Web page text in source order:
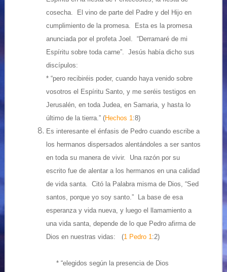
cosecha. El vino de parte del Padre y del Hijo en
cumplimiento de la promesa. Esta es la promesa
anunciada por el profeta Joel. “Derramaré de mi
Espíritu sobre toda carne”. Jesús había dicho sus
discípulos:
* “pero recibiréis poder, cuando haya venido sobre
vosotros el Espíritu Santo, y me seréis testigos en
Jerusalén, en toda Judea, en Samaria, y hasta lo
último de la tierra.” (Hechos 1:8)
Es interesante el énfasis de Pedro cuando escribe a
los hermanos dispersados alentándoles a ser santos
en toda su manera de vivir. Una razón por su
escrito fue de alentar a los hermanos en una calidad
de vida santa. Citó la Palabra misma de Dios, “Sed
santos, porque yo soy santo.” La base de esa
esperanza y vida nueva, y luego el llamamiento a
una vida santa, depende de lo que Pedro afirma de
Dios en nuestras vidas: (1 Pedro 1:2)
* “elegidos según la presencia de Dios